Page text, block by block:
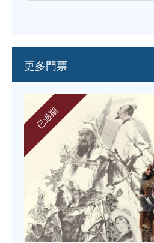
更多門票
已過期